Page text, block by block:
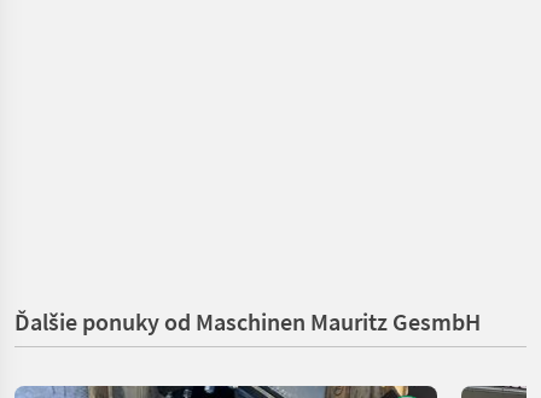
Ďalšie ponuky od Maschinen Mauritz GesmbH